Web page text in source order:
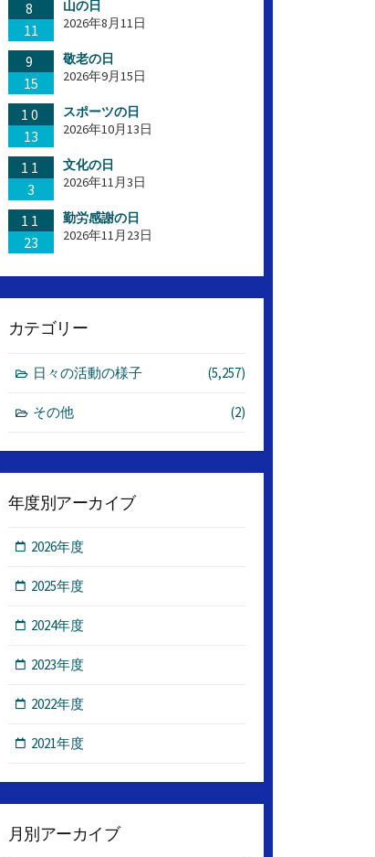
8
11
山の日
2026年8月11日
9
15
敬老の日
2026年9月15日
10
13
スポーツの日
2026年10月13日
11
3
文化の日
2026年11月3日
11
23
勤労感謝の日
2026年11月23日
カテゴリー
日々の活動の様子 (5,257)
その他 (2)
年度別アーカイブ
2026年度
2025年度
2024年度
2023年度
2022年度
2021年度
月別アーカイブ